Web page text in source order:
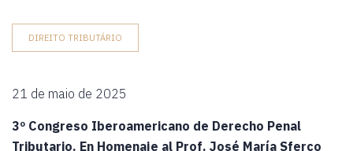
DIREITO TRIBUTÁRIO
21 de maio de 2025
3º Congreso Iberoamericano de Derecho Penal
Tributario. En Homenaje al Prof. José María Sferco